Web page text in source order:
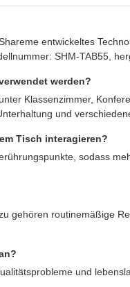
entwickeltes
SHM-TAB55,
werden?
Klassenzimmer,
und
Tisch interagieren?
sodass
gehören routinemäßige
und